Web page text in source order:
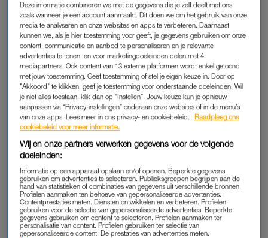
waarin sierlijke vormen zijn handgeweven. Haar jurk krijgt een
extra klassiek detail door deoff shoulderbandjes die losjes
over haar schouders hangen. De jurk loopt wijd uit vanaf de
heup en draagt achter zich een lange sleep.
Lees ook
Johnny en Anouk blikken terug op bruiloft: ‘Het was zo
onbeschrijfelijk mooi’
Deze informatie combineren we met de gegevens die je zelf deelt met ons,
zoals wanneer je een account aanmaakt. Dit doen we om het gebruik van onze
media te analyseren en onze websites en apps te verbeteren. Daarnaast
kunnen we, als je hier toestemming voor geeft, je gegevens gebruiken om onze
content, communicatie en aanbod te personaliseren en je relevante
advertenties te tonen, en voor marketingdoeleinden delen met 4
mediapartners. Ook content van 13 externe platformen wordt enkel getoond
met jouw toestemming. Geef toestemming of stel je eigen keuze in. Door op
"Akkoord" te klikken, geef je toestemming voor onderstaande doeleinden. Wil
je niet alles toestaan, klik dan op “Instellen”. Jouw keuze kun je opnieuw
aanpassen via “Privacy-instellingen” onderaan onze websites of in de menu’s
van onze apps. Lees meer in ons privacy- en cookiebeleid.
Raadpleeg ons
cookiebeleid voor meer informatie.
Wij en onze partners verwerken gegevens voor de volgende
doeleinden:
Informatie op een apparaat opslaan en/of openen. Beperkte gegevens
gebruiken om advertenties te selecteren. Publieksgroepen begrijpen aan de
hand van statistieken of combinaties van gegevens uit verschillende bronnen.
Profielen aanmaken ten behoeve van gepersonaliseerde advertenties.
Contentprestaties meten. Diensten ontwikkelen en verbeteren. Profielen
gebruiken voor de selectie van gepersonaliseerde advertenties. Beperkte
gegevens gebruiken om content te selecteren. Profielen aanmaken ter
personalisatie van content. Profielen gebruiken ter selectie van
gepersonaliseerde content. De prestaties van advertenties meten.